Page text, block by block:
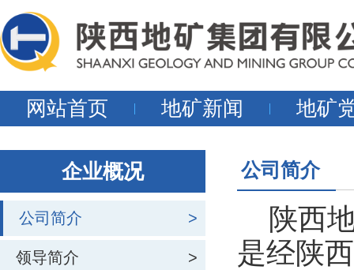
网站首页 地矿新闻 地矿
企业概况
公司简介 >
领导简介 >
公司简介
陕西地
是经陕